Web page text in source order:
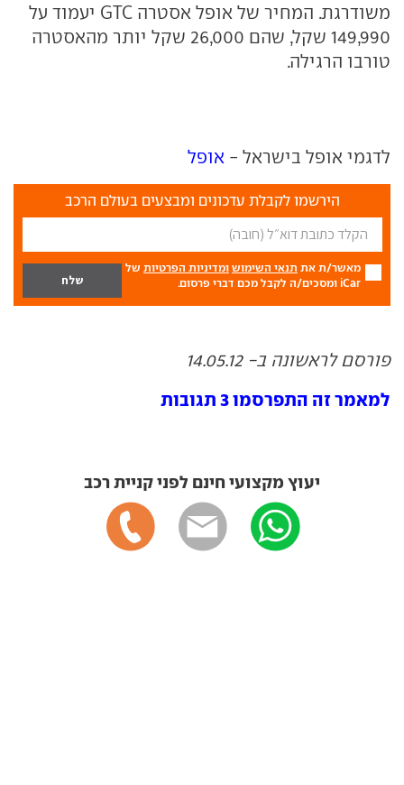
משודרגת. המחיר של אופל אסטרה GTC יעמוד על
149,990 שקל, שהם 26,000 שקל יותר מהאסטרה
טורבו הרגילה.
לדגמי אופל בישראל - אופל
הירשמו לקבלת עדכונים ומבצעים בעולם הרכב
מאשר/ת את תנאי השימוש ומדיניות הפרטיות של
iCar ומסכים/ה לקבל מכם דברי פרסום.
פורסם לראשונה ב- 14.05.12
למאמר זה התפרסמו 3 תגובות
יעוץ מקצועי חינם לפני קניית רכב